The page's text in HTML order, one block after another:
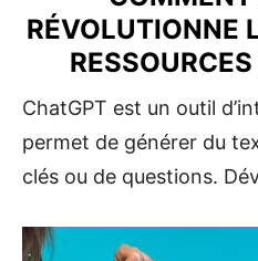
RÉVOLUTIONNE
ChatGPT est un outil
permet de générer du
clés ou de questions.